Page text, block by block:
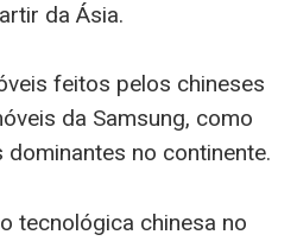
da Ásia.
feitos pelos chineses
da Samsung, como
no continente.
tecnológica chinesa no